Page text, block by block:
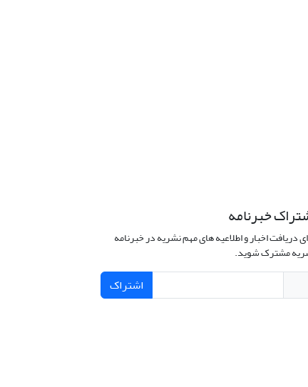
خبرنامه
دریافت اخبار و اطلاعیه های مهم نشریه در خبرنامه
مشترک شوید.
اشتراک